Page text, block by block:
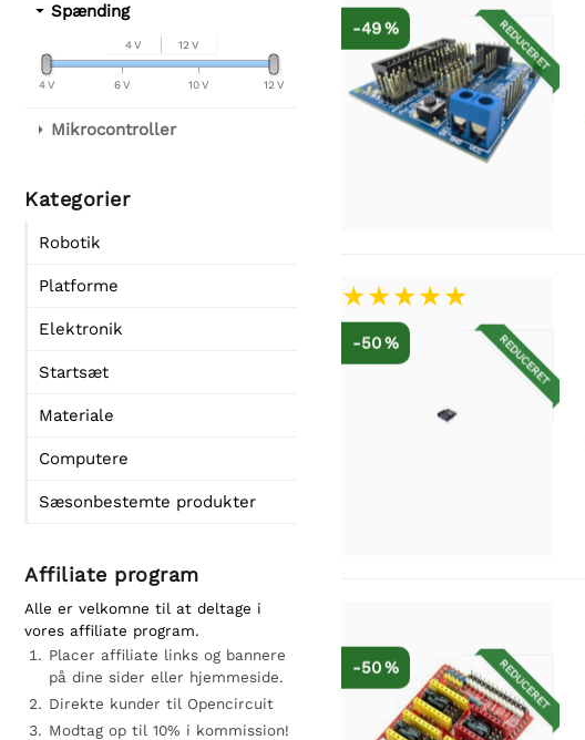
Spænding
4 V 12 V
4 V 12 V
6 V 10 V
Mikrocontroller
Kategorier
Robotik
Platforme
Elektronik
Startsæt
Materiale
Computere
Sæsonbestemte produkter
Affiliate program
Alle er velkomne til at deltage i
vores affiliate program.
Placer affiliate links og bannere
på dine sider eller hjemmeside.
Direkte kunder til Opencircuit
Modtag op til 10% i kommission!
REDUCERET
-49 %
REDUCERET
-50 %
REDUCERET
-50 %